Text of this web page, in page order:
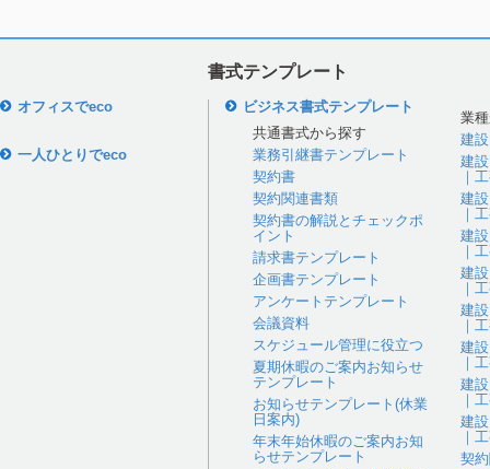
書式テンプレート
オフィスでeco
一人ひとりでeco
ビジネス書式テンプレート
共通書式から探す
業務引継書テンプレート
契約書
契約関連書類
契約書の解説とチェックポ
イント
請求書テンプレート
企画書テンプレート
アンケートテンプレート
会議資料
スケジュール管理に役立つ
夏期休暇のご案内お知らせ
テンプレート
お知らせテンプレート(休業
日案内)
年末年始休暇のご案内お知
らせテンプレート
業
建
建
｜
建
｜
建
｜
建
｜
建
｜
建
｜
建
｜
建
｜
契